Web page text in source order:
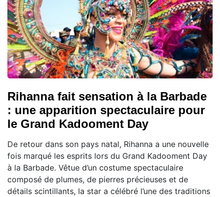
Rihanna fait sensation à la Barbade
: une apparition spectaculaire pour
le Grand Kadooment Day
De retour dans son pays natal, Rihanna a une nouvelle
fois marqué les esprits lors du Grand Kadooment Day
à la Barbade. Vêtue d’un costume spectaculaire
composé de plumes, de pierres précieuses et de
détails scintillants, la star a célébré l’une des traditions